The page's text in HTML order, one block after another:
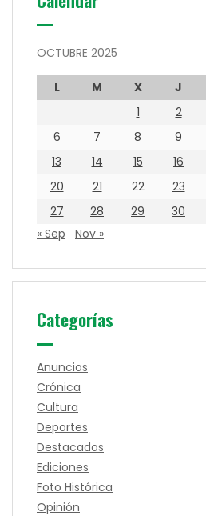
OCTUBRE 2025
L M X J
1
2
6
7 8 9
13
14 15 16
20
21 22 23
27
28 29 30
« Sep
Nov »
Categorías
Anuncios
Crónica
Cultura
Deportes
Destacados
Ediciones
Foto Histórica
Opinión